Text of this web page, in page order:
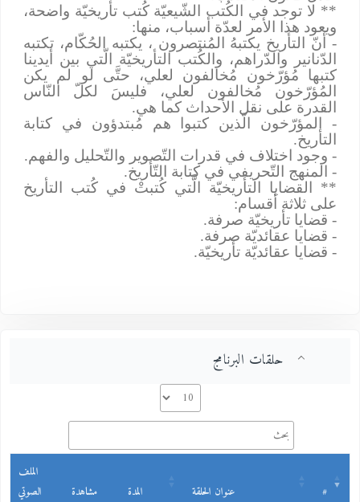
** لا توجد في الكُتب الشّيعيّة كُتب تأريخيّة واضحة،
ويعود هذا الأمر لعدّة أسباب، منها:
- أنّ التأريخ يكتبهُ المُنتصرون ، يكتبه الحُكّام، تكتبه
الدّنانير والدّراهم، والكُتب التأريخيّة الّتي بين أيدينا
كتبها مُؤرّخون مُخالفون لعلي، حتَّى لو لم يكن
المُؤرّخون مُخالفون لعلي، فليسَ لكلّ النّاس
القدرة على نقل الأحداث كما هي.
- المؤرّخون الّذين كتبوا هم مُبتدؤون في كتابة
التأريخ.
- وجود اختلاف في قدرات التّصوير والتّحليل والفهم.
- المنهج التّحريفي في كتابة التّأريخ.
** القضايا التأريخيّة الَّتي كُتبتْ في كُتب التأريخ
على ثلاثة أقسام:
- قضايا تأريخيّة صرفة.
- قضايا عقائديّة صرفة.
- قضايا عقائديّة تأريخيّة.
حلقات البرنامج
عنوان الحلقة المدة مشاهدة
الملف
الصوتي